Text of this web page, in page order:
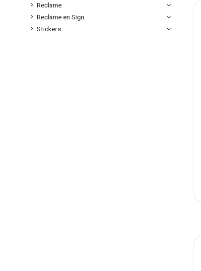
Reclame
Reclame en Sign
Stickers